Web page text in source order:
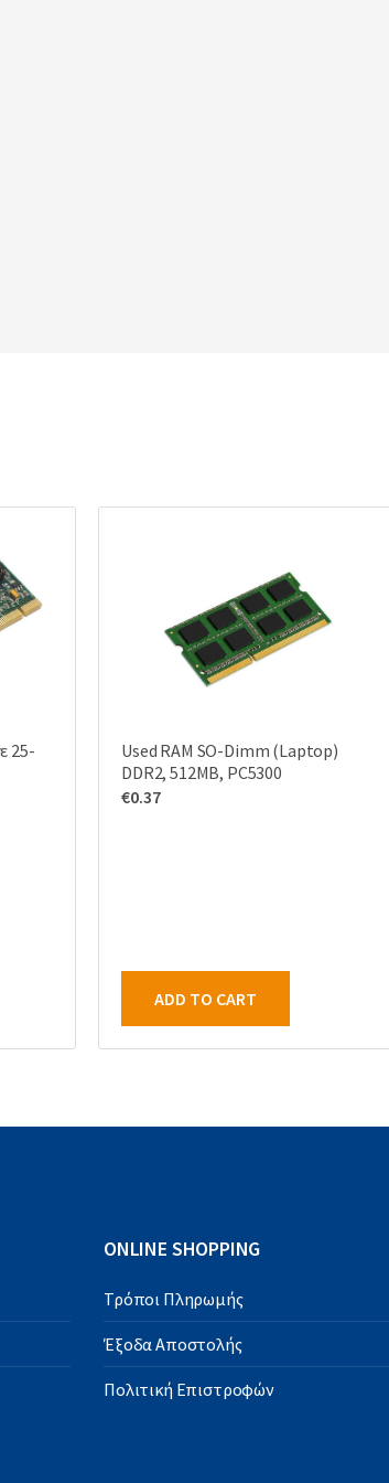
25-
Used RAM SO-Dimm (Laptop)
DDR2, 512MB, PC5300
€0.37
ADD TO CART
ONLINE SHOPPING
Τρόποι Πληρωμής
Έξοδα Αποστολής
Πολιτική Επιστροφών